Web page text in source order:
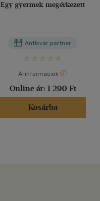
Egy gyermek megérkezett
Antikvár partner
Árinformációk
Online ár: 1 290 Ft
Kosárba